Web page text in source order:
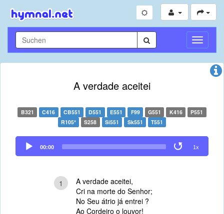
A verdade aceitei
B321 C416 CB551 D551 E551 F99 G551 K416
P551
R105*
S258 Si551 Sk551 T551
Audio
Player
00:00 1x
1
A verdade aceitei,
Cri na morte do Senhor;
No Seu átrio já entrei ?
Ao Cordeiro o louvor!